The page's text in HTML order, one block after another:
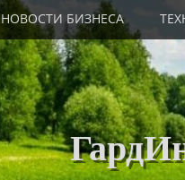
НОВОСТИ БИЗНЕСА